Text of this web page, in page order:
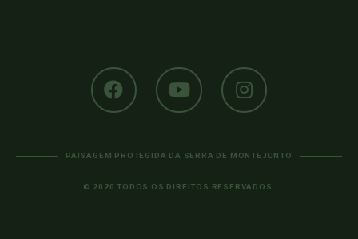
PAISAGEM PROTEGIDA DA SERRA DE MONTEJUNTO
© 2020 TODOS OS DIREITOS RESERVADOS.